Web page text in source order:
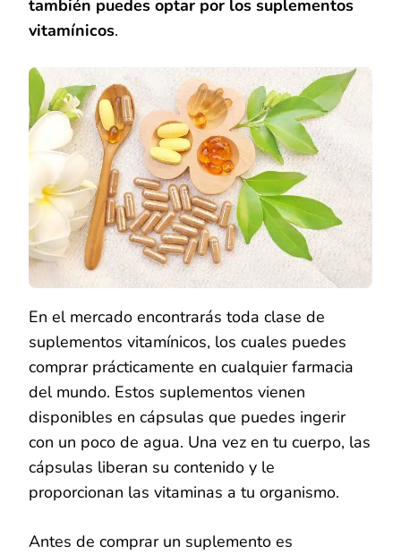
también puedes optar por los suplementos
vitamínicos.
En el mercado encontrarás toda clase de
suplementos vitamínicos, los cuales puedes
comprar prácticamente en cualquier farmacia
del mundo. Estos suplementos vienen
disponibles en cápsulas que puedes ingerir
con un poco de agua. Una vez en tu cuerpo, las
cápsulas liberan su contenido y le
proporcionan las vitaminas a tu organismo.
Antes de comprar un suplemento es